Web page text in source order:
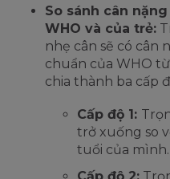
So sánh cân
WHO và của trẻ:
nhẹ cân sẽ có cân
chuẩn của WHO
chia thành ba cấp
Cấp độ 1:
trở xuống so
tuổi của mình.